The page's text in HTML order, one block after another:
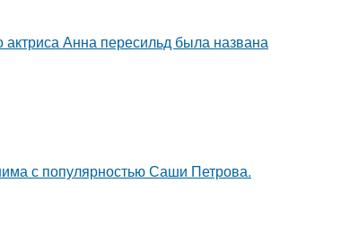
Анна пересильд была названа
с популярностью Саши Петрова.